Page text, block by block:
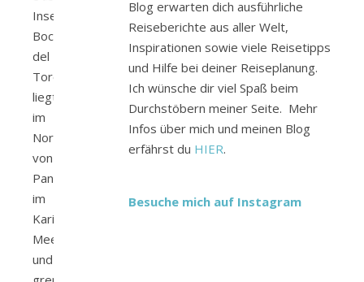
Inselparadies
Bocas
del
Toro
liegt
im
Nordwesten
von
Panama
im
Karibischen
Meer
und
Blog erwarten dich ausführliche
Reiseberichte aus aller Welt,
Inspirationen sowie viele Reisetipps
und Hilfe bei deiner Reiseplanung.
Ich wünsche dir viel Spaß beim
Durchstöbern meiner Seite. Mehr
Infos über mich und meinen Blog
erfährst du HIER.
Besuche mich auf Instagram